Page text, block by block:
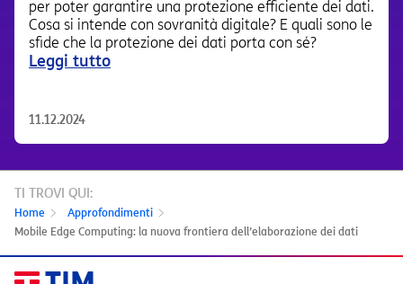
per poter garantire una protezione efficiente dei dati.
Cosa si intende con sovranità digitale? E quali sono le
sfide che la protezione dei dati porta con sé?
Leggi tutto
11.12.2024
TI TROVI QUI:
Home
Approfondimenti
Mobile Edge Computing: la nuova frontiera dell’elaborazione dei dati